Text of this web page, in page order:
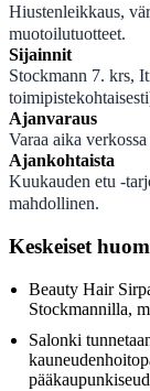
Hiustenleikkaus,
muotoilutuotteet.
Sijainnit
Stockmann 7. krs,
Ajanvaraus
Varaa aika
Ajankohtaista
Kuukauden etu -
mahdollinen.
Keskeiset
Beauty Hair
Stockmannilla,
Salonki